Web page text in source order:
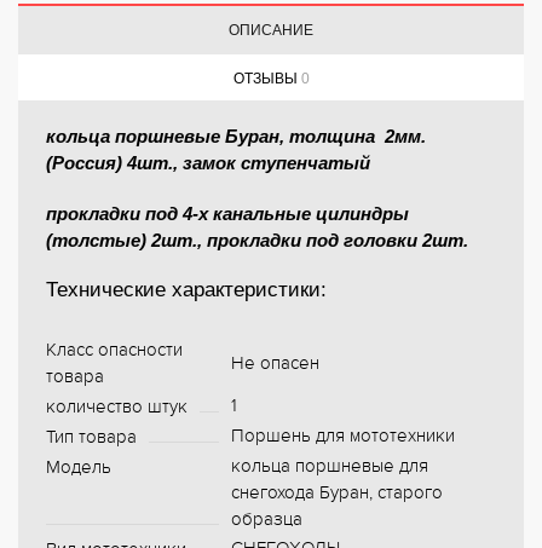
ОПИСАНИЕ
ОТЗЫВЫ 0
кольца поршневые Буран, толщина 2мм.
(Россия) 4шт., замок ступенчатый
прокладки под 4-х канальные цилиндры
(толстые) 2шт., прокладки под головки 2шт.
Технические характеристики:
Класс опасности
товара
Не опасен
количество штук
1
Тип товара
Поршень для мототехники
Модель
кольца поршневые для
снегохода Буран, старого
образца